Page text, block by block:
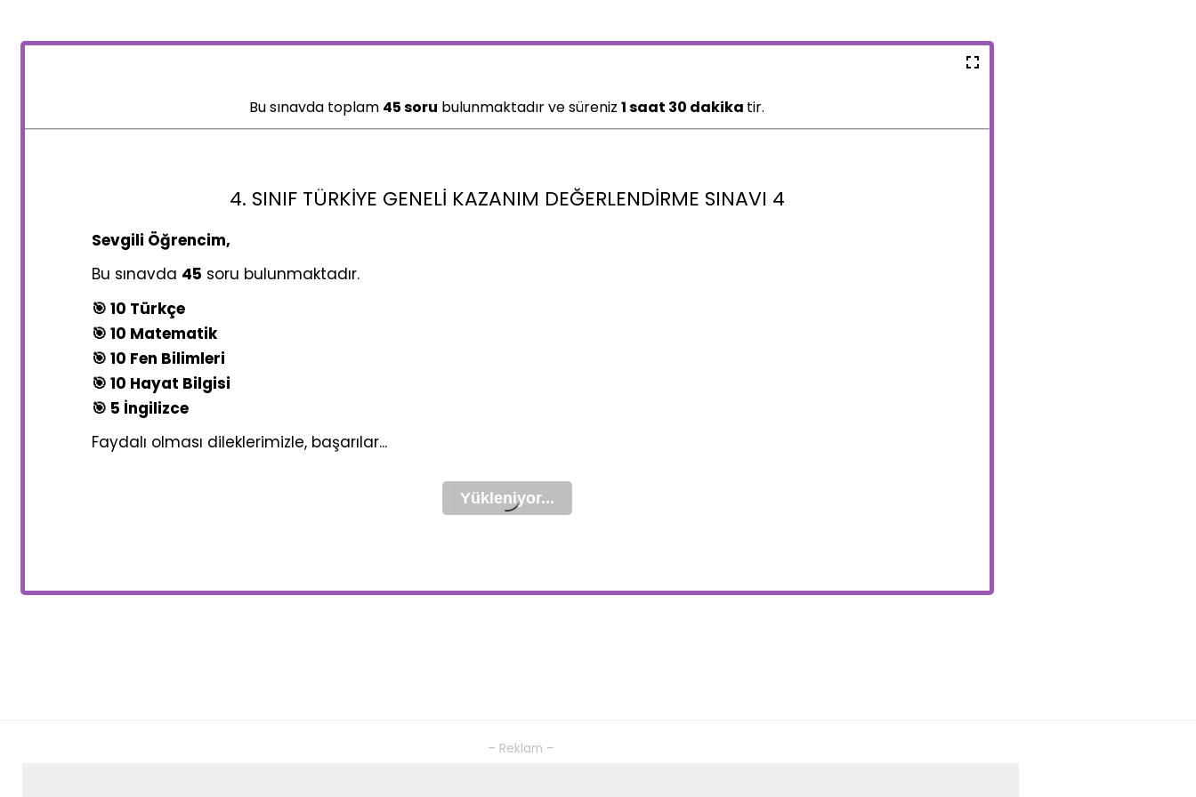
Bu sınavda toplam 45 soru bulunmaktadır ve süreniz1 saat 30 dakika tir.
4. SINIF TÜRKIYE GENELI KAZANIM DEĞERLENDIRME SINAVI 4
Sevgili Öğrencim,
Bu sınavda 45 soru bulunmaktadır.
🎯 10 Türkçe
🎯 10 Matematik
🎯 10 Fen Bilimleri
🎯 10 Hayat Bilgisi
🎯 5 İngilizce
Faydalı olması dileklerimizle, başarılar...
– Reklam –